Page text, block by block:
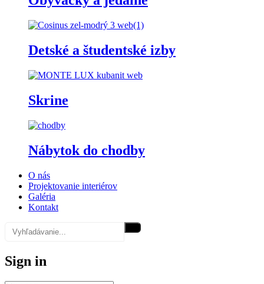
Detské a študentské izby
Skrine
Nábytok do chodby
O nás
Projektovanie interiérov
Galéria
Kontakt
Sign in